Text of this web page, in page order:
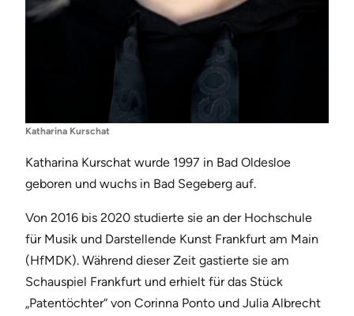
Katharina Kurschat
Katharina Kurschat wurde 1997 in Bad Oldesloe
geboren und wuchs in Bad Segeberg auf.
Von 2016 bis 2020 studierte sie an der Hochschule
für Musik und Darstellende Kunst Frankfurt am Main
(HfMDK). Während dieser Zeit gastierte sie am
Schauspiel Frankfurt und erhielt für das Stück
„Patentöchter“ von Corinna Ponto und Julia Albrecht